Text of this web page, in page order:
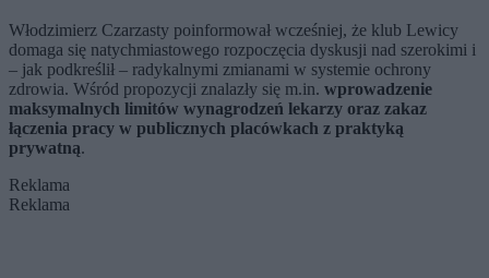
Włodzimierz Czarzasty poinformował wcześniej, że klub Lewicy
domaga się natychmiastowego rozpoczęcia dyskusji nad szerokimi i
– jak podkreślił – radykalnymi zmianami w systemie ochrony
zdrowia. Wśród propozycji znalazły się m.in. wprowadzenie
maksymalnych limitów wynagrodzeń lekarzy oraz zakaz
łączenia pracy w publicznych placówkach z praktyką
prywatną.
Reklama
Reklama